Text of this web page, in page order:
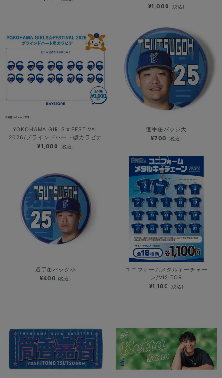
¥1,000 (税込)
YOKOHAMA GIRLS☆FESTIVAL
2026/ブラインドハート型カラビナ
¥1,000 (税込)
選手缶バッジ大
¥700 (税込)
選手缶バッジ小
¥400 (税込)
ユニフォームメタルキーチェー
ン/VISITOR
¥1,100 (税込)